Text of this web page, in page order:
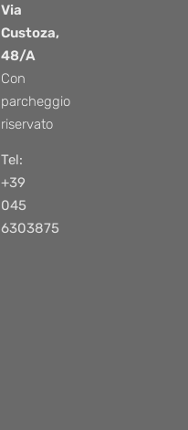
Via
Custoza,
48/A
Con
parcheggio
riservato
Tel:
+39
045
6303875